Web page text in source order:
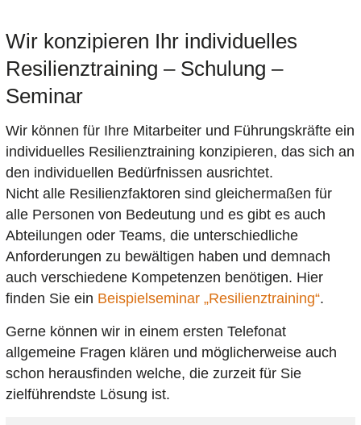
Wir konzipieren Ihr individuelles
Resilienztraining – Schulung –
Seminar
Wir können für Ihre Mitarbeiter und Führungskräfte ein
individuelles Resilienztraining konzipieren, das sich an
den individuellen Bedürfnissen ausrichtet.
Nicht alle Resilienzfaktoren sind gleichermaßen für
alle Personen von Bedeutung und es gibt es auch
Abteilungen oder Teams, die unterschiedliche
Anforderungen zu bewältigen haben und demnach
auch verschiedene Kompetenzen benötigen. Hier
finden Sie ein Beispielseminar „Resilienztraining“.
Gerne können wir in einem ersten Telefonat
allgemeine Fragen klären und möglicherweise auch
schon herausfinden welche, die zurzeit für Sie
zielführendste Lösung ist.